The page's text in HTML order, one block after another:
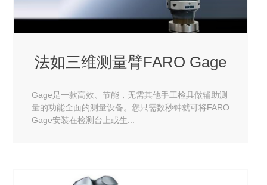
法如三维测量臂FARO Gage
Gage是一款高效、节能，无需其他手工检具做辅助测
量的功能全面的测量设备。您只需数秒钟就可将FARO
Gage安装在检测台上或生...